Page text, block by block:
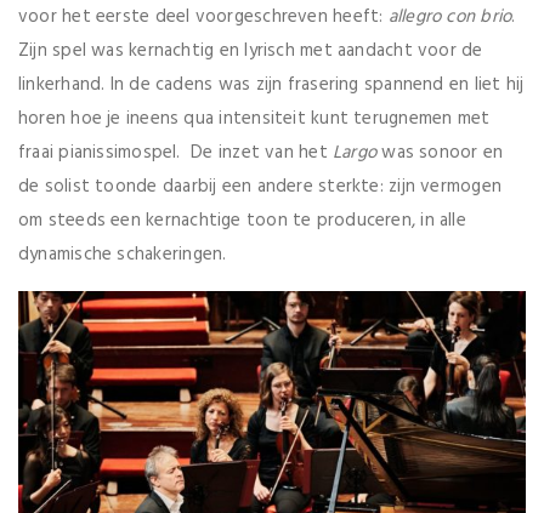
voor het eerste deel voorgeschreven heeft: allegro con brio.
Zijn spel was kernachtig en lyrisch met aandacht voor de
linkerhand. In de cadens was zijn frasering spannend en liet hij
horen hoe je ineens qua intensiteit kunt terugnemen met
fraai pianissimospel. De inzet van het Largowas sonoor en
de solist toonde daarbij een andere sterkte: zijn vermogen
om steeds een kernachtige toon te produceren, in alle
dynamische schakeringen.